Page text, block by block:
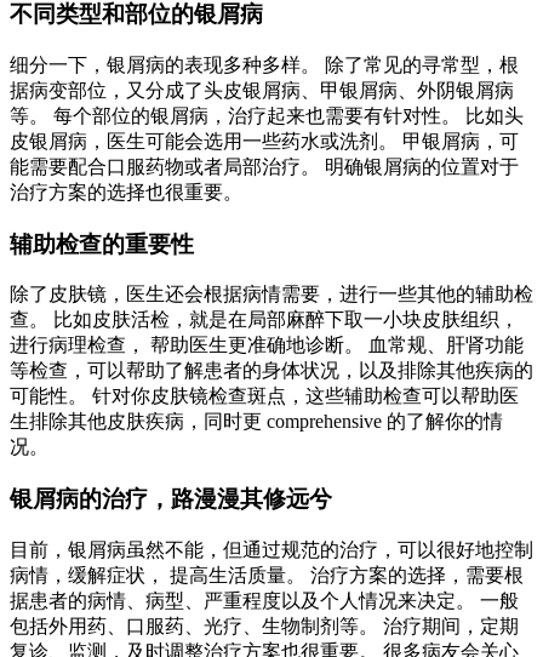
不同类型和部位的银屑病
细分一下，银屑病的表现多种多样。 除了常见的寻常型，根
据病变部位，又分成了头皮银屑病、甲银屑病、外阴银屑病
等。 每个部位的银屑病，治疗起来也需要有针对性。 比如头
皮银屑病，医生可能会选用一些药水或洗剂。 甲银屑病，可
能需要配合口服药物或者局部治疗。 明确银屑病的位置对于
治疗方案的选择也很重要。
辅助检查的重要性
除了皮肤镜，医生还会根据病情需要，进行一些其他的辅助检
查。 比如皮肤活检，就是在局部麻醉下取一小块皮肤组织，
进行病理检查， 帮助医生更准确地诊断。 血常规、肝肾功能
等检查，可以帮助了解患者的身体状况，以及排除其他疾病的
可能性。 针对你皮肤镜检查斑点，这些辅助检查可以帮助医
生排除其他皮肤疾病，同时更 comprehensive 的了解你的情
况。
银屑病的治疗，路漫漫其修远兮
目前，银屑病虽然不能，但通过规范的治疗，可以很好地控制
病情，缓解症状， 提高生活质量。 治疗方案的选择，需要根
据患者的病情、病型、严重程度以及个人情况来决定。 一般
包括外用药、口服药、光疗、生物制剂等。 治疗期间，定期
复诊、监测，及时调整治疗方案也很重要。 很多病友会关心